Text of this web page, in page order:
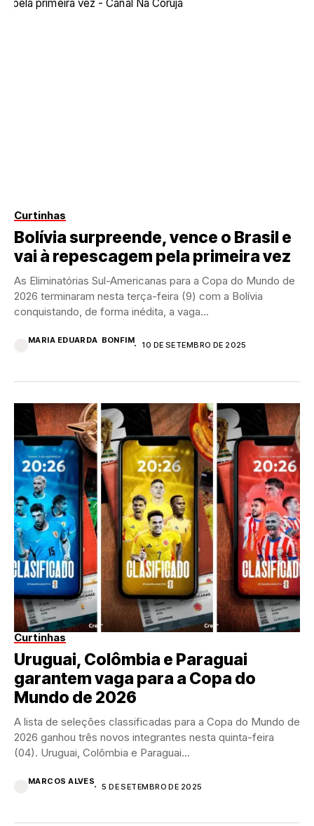
Curtinhas
Bolívia surpreende, vence o Brasil e
vai à repescagem pela primeira vez
As Eliminatórias Sul-Americanas para a Copa do Mundo de
2026 terminaram nesta terça-feira (9) com a Bolívia
conquistando, de forma inédita, a vaga...
MARIA EDUARDA BONFIM
10 DE SETEMBRO DE 2025
Curtinhas
Uruguai, Colômbia e Paraguai
garantem vaga para a Copa do
Mundo de 2026
A lista de seleções classificadas para a Copa do Mundo de
2026 ganhou três novos integrantes nesta quinta-feira
(04). Uruguai, Colômbia e Paraguai...
MARCOS ALVES
5 DE SETEMBRO DE 2025